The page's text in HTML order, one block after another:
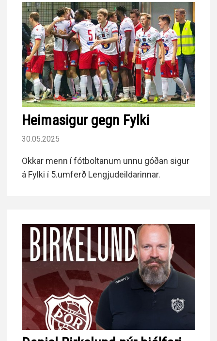
Heimasigur gegn Fylki
30.05.2025
Okkar menn í fótboltanum unnu góðan sigur
á Fylki í 5.umferð Lengjudeildarinnar.